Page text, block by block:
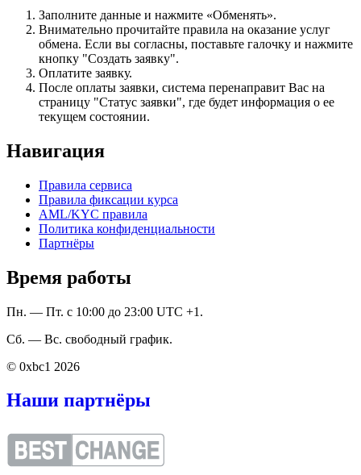
Заполните данные и нажмите «Обменять».
Внимательно прочитайте правила на оказание услуг
обмена. Если вы согласны, поставьте галочку и нажмите
кнопку "Создать заявку".
Оплатите заявку.
После оплаты заявки, система перенаправит Вас на
страницу "Статус заявки", где будет информация о ее
текущем состоянии.
Навигация
Правила сервиса
Правила фиксации курса
AML/KYC правила
Политика конфиденциальности
Партнёры
Время работы
Пн. — Пт. с 10:00 до 23:00 UTC +1.
Сб. — Вс. свободный график.
© 0xbc1 2026
Наши партнёры